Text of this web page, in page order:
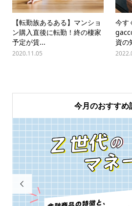
【転勤族あるある】マンショ
ン購入直後に転勤！終の棲家
予定が賃...
2020.11.05
今す
資の
今月のおすすめ
